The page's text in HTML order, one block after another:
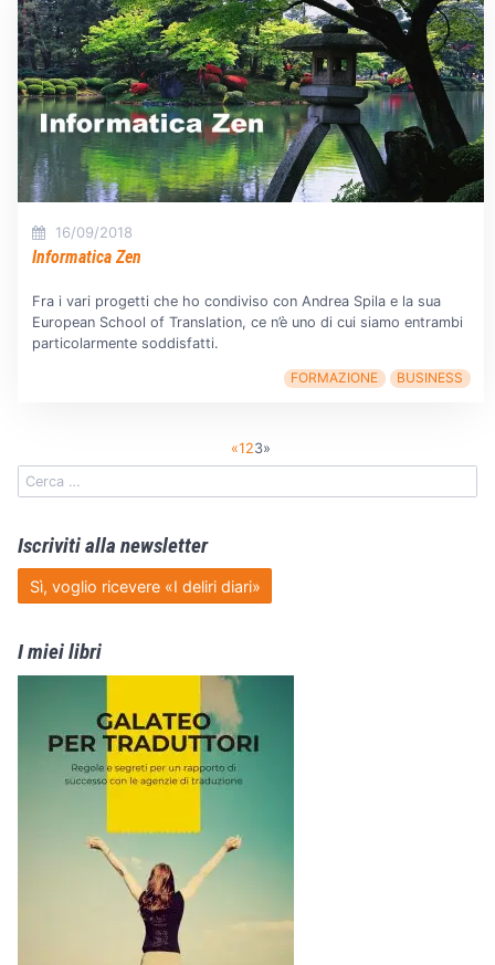
16/09/2018
Informatica Zen
Fra i vari progetti che ho condiviso con Andrea Spila e la sua
European School of Translation, ce n’è uno di cui siamo entrambi
particolarmente soddisfatti.
FORMAZIONE BUSINESS
«123»
Iscriviti alla newsletter
Sì, voglio ricevere «I deliri diari»
I miei libri